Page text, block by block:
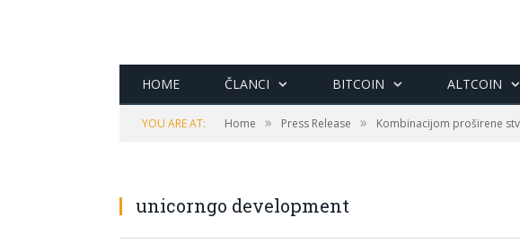
HOME ČLANCI BITCOIN ALTCOIN
YOU ARE AT: Home » Press Release » Kombinacijom proširene
unicorngo development